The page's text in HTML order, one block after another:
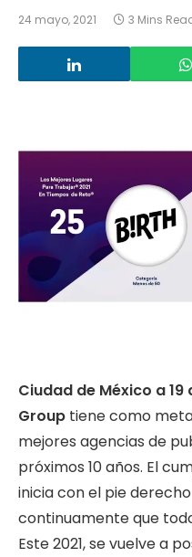
24 mayo, 2021 3 Mins
Ciudad de México a 19
Group tiene como
mejores agencias de
próximos 10 años. El
inicia con el pie
continuamente que
Este 2021, se vuelve a